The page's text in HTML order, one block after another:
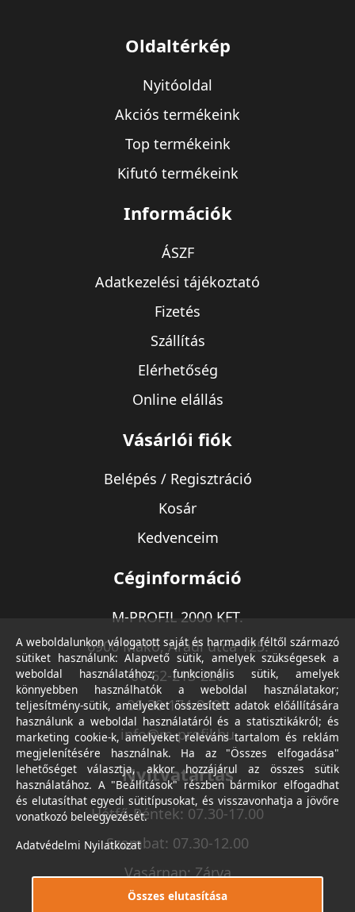
Oldaltérkép
Nyitóoldal
Akciós termékeink
Top termékeink
Kifutó termékeink
Információk
ÁSZF
Adatkezelési tájékoztató
Fizetés
Szállítás
Elérhetőség
Online elállás
Vásárlói fiók
Belépés / Regisztráció
Kosár
Kedvenceim
Céginformáció
M-PROFIL 2000 KFT.
6900 Makó, Aradi utca 125.
06-62-213-220
06-30-174-9490
info@m-profil.hu
Nyitvatartás
Hétfő-Péntek: 07.30-17.00
Szombat: 07.30-12.00
Vasárnap: Zárva
A weboldalunkon válogatott saját és harmadik féltől származó
sütiket használunk: Alapvető sütik, amelyek szükségesek a
weboldal használatához; funkcionális sütik, amelyek
könnyebben használhatók a weboldal használatakor;
teljesítmény-sütik, amelyeket összesített adatok előállítására
használunk a weboldal használatáról és a statisztikákról; és
marketing cookie-k, amelyeket releváns tartalom és reklám
megjelenítésére használnak. Ha az "Összes elfogadása"
lehetőséget választja, akkor hozzájárul az összes sütik
használatához. A "Beállítások" részben bármikor elfogadhat
és elutasíthat egyedi sütitípusokat, és visszavonhatja a jövőre
vonatkozó beleegyezését.
Adatvédelmi Nyilatkozat
Összes elutasítása